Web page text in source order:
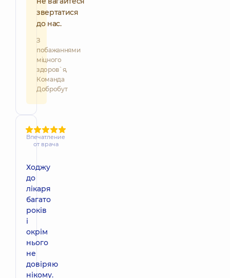
звертатися
до нас.
З
побажаннями
міцного
здоров`я,
Команда
Добробут
Впечатление
от врача
Ходжу
до
лікаря
багато
років
і
окрім
нього
не
довіряю
нікому.